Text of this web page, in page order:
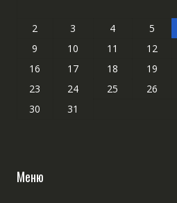
2
3 4 5
9
10 11 12
16
17 18 19
23
24 25 26
30
31
Меню